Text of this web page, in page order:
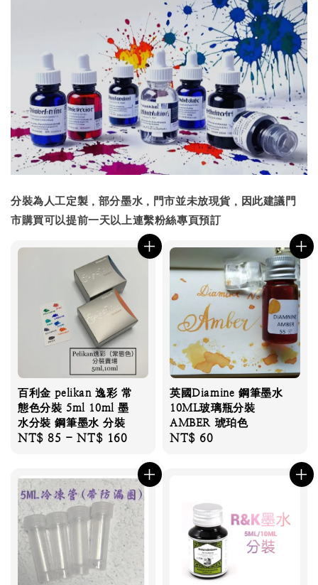
分裝為人工定製，部分墨水，門市並未放現貨，因此建議門
市購買可以提前一天以上連繫粉絲專頁預訂
百利金 pelikan 逸彩 常
態色分裝 5ml 10ml 墨
水分裝 鋼筆墨水 分裝
Regular
NT$ 85 -NT$ 160
英國Diamine 鋼筆墨水
10ML玻璃瓶分裝
AMBER 琥珀色
Regular
NT$ 60